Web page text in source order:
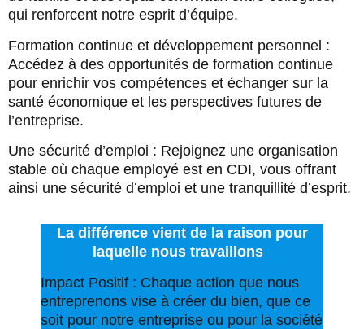
qui renforcent notre esprit d’équipe.
Formation continue et développement personnel :
Accédez à des opportunités de formation continue
pour enrichir vos compétences et échanger sur la
santé économique et les perspectives futures de
l’entreprise.
Une sécurité d’emploi : Rejoignez une organisation
stable où chaque employé est en CDI, vous offrant
ainsi une sécurité d’emploi et une tranquillité d’esprit.
La différence vient de la raison pour
laquelle nous travaillons
Impact Positif : Chaque action que nous
entreprenons vise à créer du bien, que ce
soit pour notre entreprise ou pour la société